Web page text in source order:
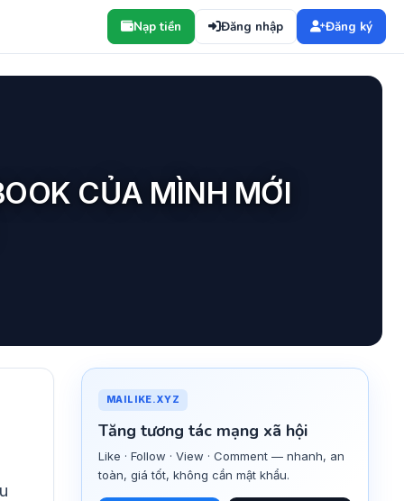
Nạp tiền Đăng nhập Đăng ký
CỦA MÌNH MỚI
MAILIKE.XYZ
Tăng tương tác mạng xã hội
Like · Follow · View · Comment — nhanh, an
toàn, giá tốt, không cần mật khẩu.